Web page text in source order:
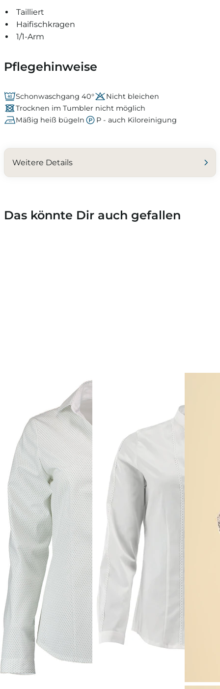
Tailliert
Haifischkragen
1/1-Arm
Pflegehinweise
Schonwaschgang 40°
Nicht bleichen
Trocknen im Tumbler nicht möglich
Mäßig heiß bügeln
P - auch Kiloreinigung
Weitere Details
Das könnte Dir auch gefallen